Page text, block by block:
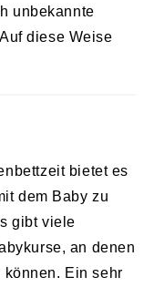
unbekannte
diese Weise
bietet es
dem Baby zu
gibt viele
an denen
können. Ein sehr